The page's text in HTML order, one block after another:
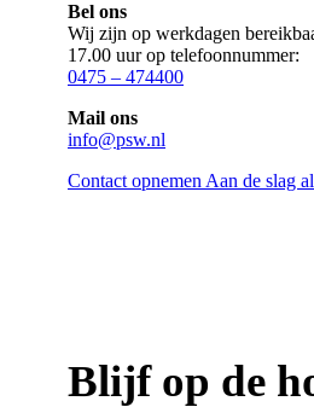
Bel ons
Wij zijn op werkdagen
17.00 uur op telefoonnummer:
0475 – 474400
Mail ons
info@psw.nl
Contact opnemenAan de slag
Blijf op de